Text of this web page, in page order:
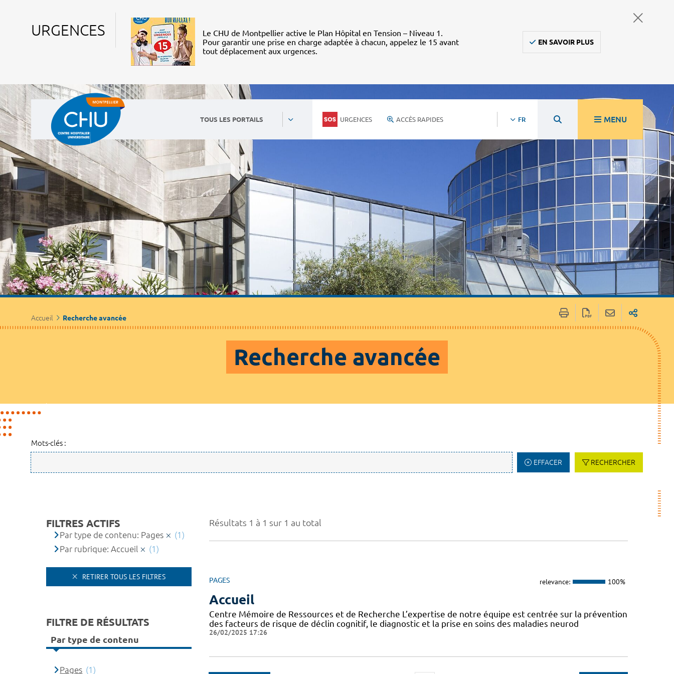
URGENCES
Le CHU de Montpellier active le Plan Hôpital en Tension – Niveau 1.
Pour garantir une prise en charge adaptée à chacun, appelez le 15 avant
tout déplacement aux urgences.
EN SAVOIR PLUS
TOUS LES PORTAILS URGENCES ACCÈS RAPIDES FR MENU
Accueil Recherche avancée
Recherche avancée
Mots-clés :
EFFACER RECHERCHER
Résultats 1 à 1 sur 1 au total
PAGES relevance: 100%
Accueil
Centre Mémoire de Ressources et de Recherche L’expertise de notre équipe est centrée sur la prévention
des facteurs de risque de déclin cognitif, le diagnostic et la prise en soins des maladies neurod
26/02/2025 17:26
FILTRES ACTIFS
Par type de contenu: Pages
(1)
Par rubrique: Accueil
(1)
RETIRER TOUS LES FILTRES
FILTRE DE RÉSULTATS
Par type de contenu
Pages (1)